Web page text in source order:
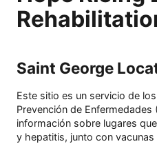
Saint George
Este sitio es un servicio de
Prevención de Enfermedades
información sobre lugares
y hepatitis, junto con